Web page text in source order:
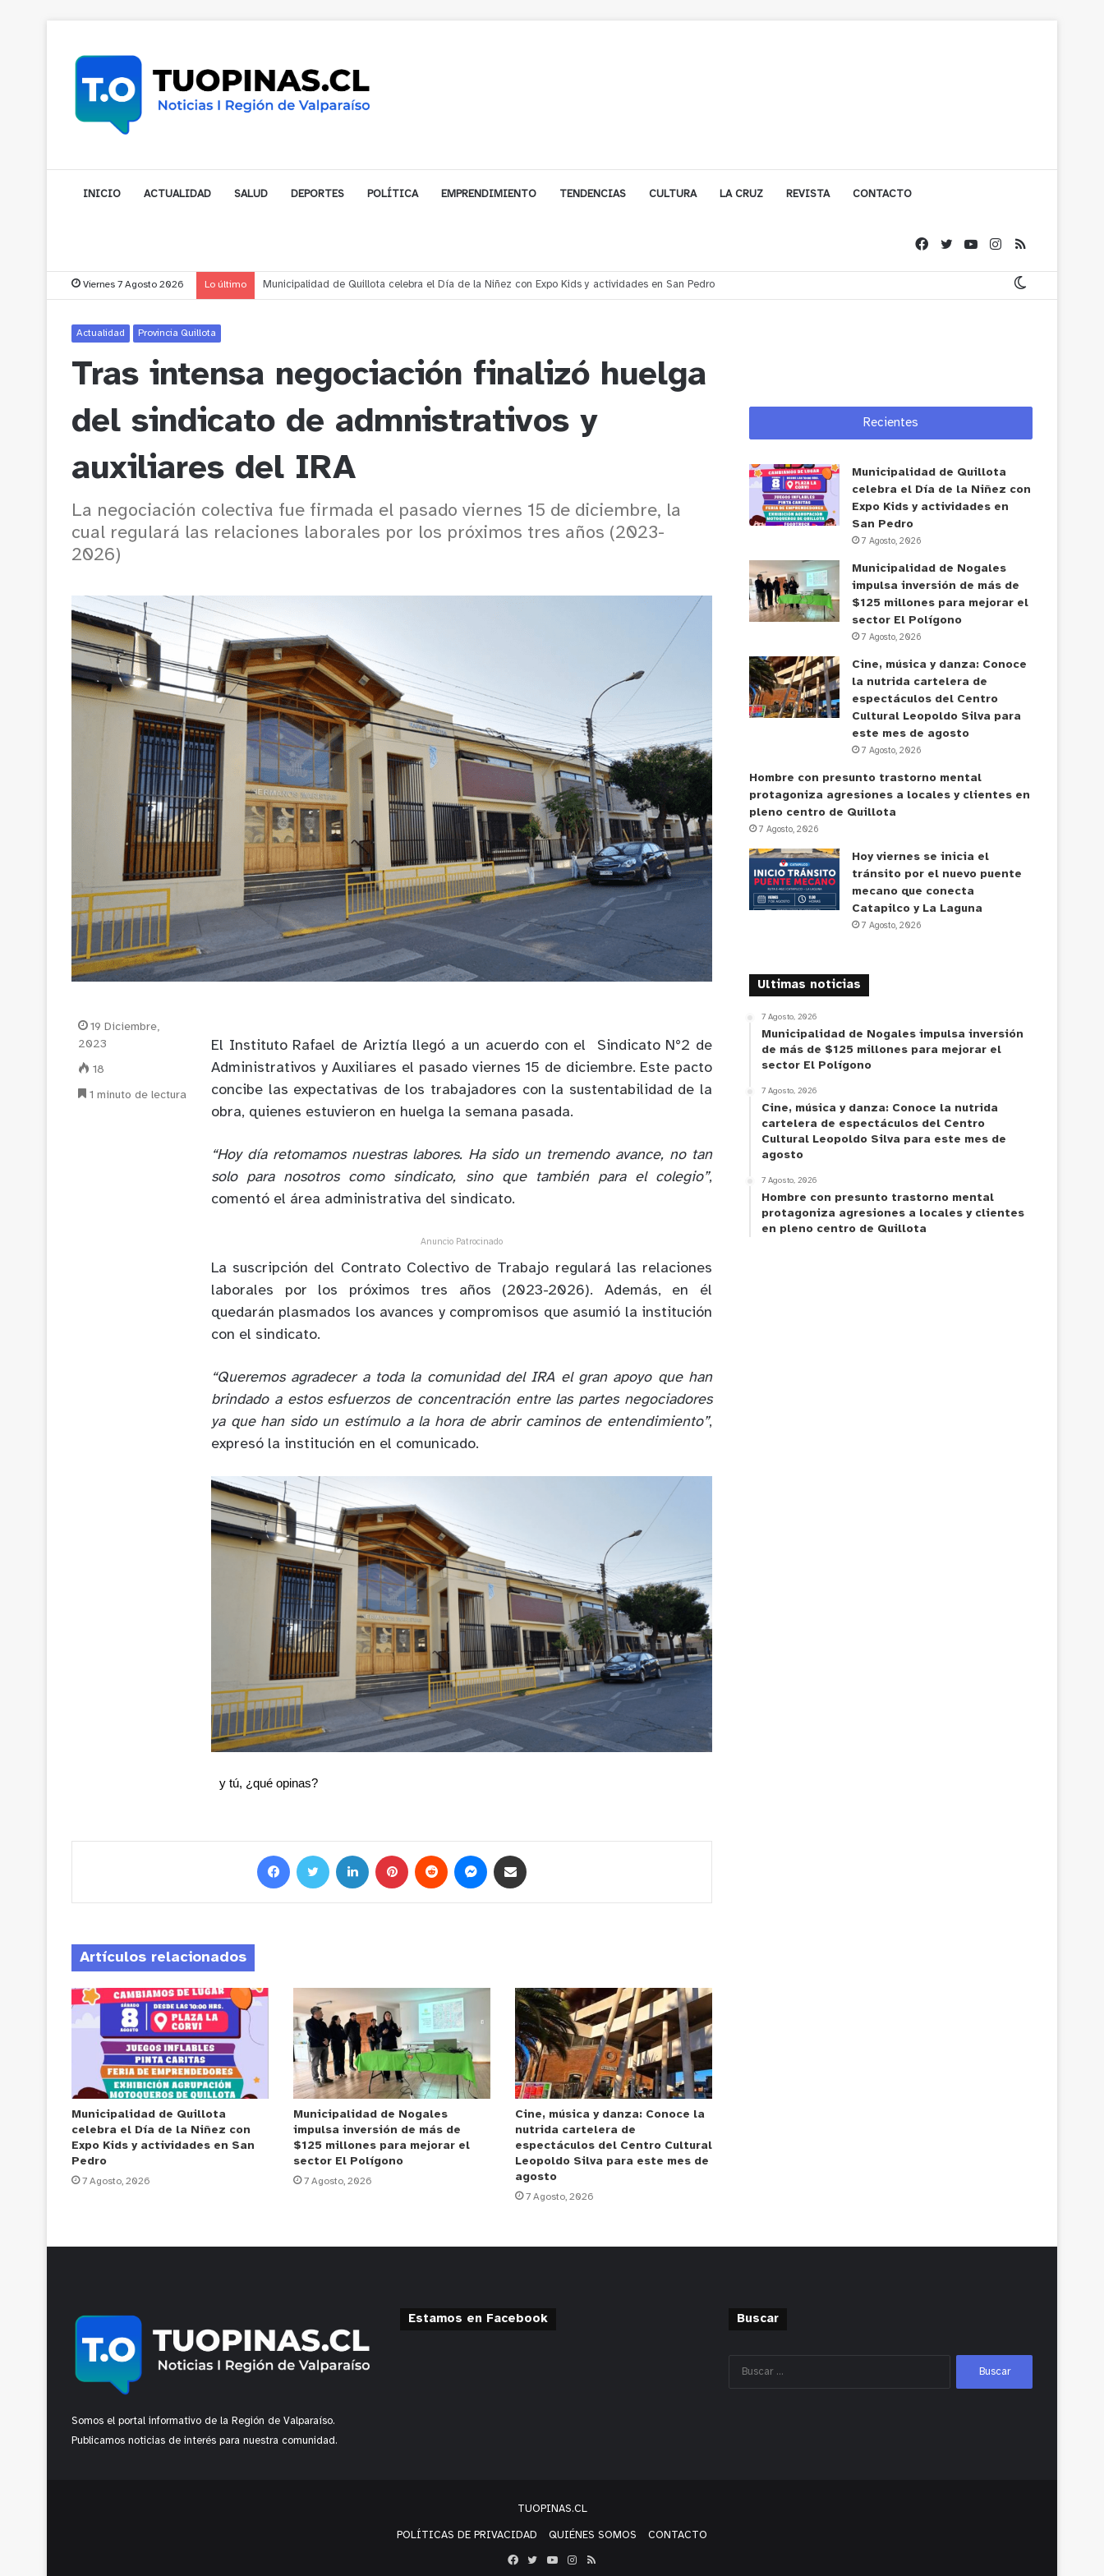
INICIO ACTUALIDAD SALUD DEPORTES POLÍTICA EMPRENDIMIENTO TENDENCIAS CULTURA LA CRUZ REVISTA CONTACTO
Viernes 7 Agosto 2026 Lo último Municipalidad de Nogales impulsa inversión de más de $125 millones para mejorar el sector El Polígono
Actualidad Provincia Quillota
Tras intensa negociación finalizó huelga
del sindicato de admnistrativos y
auxiliares del IRA
La negociación colectiva fue firmada el pasado viernes 15 de diciembre, la
cual regulará las relaciones laborales por los próximos tres años (2023-
2026)
El Instituto Rafael de Ariztía llegó a un acuerdo con el Sindicato N°2 de
Administrativos y Auxiliares el pasado viernes 15 de diciembre. Este pacto
concibe las expectativas de los trabajadores con la sustentabilidad de la
obra, quienes estuvieron en huelga la semana pasada.
“Hoy día retomamos nuestras labores. Ha sido un tremendo avance, no tan
solo para nosotros como sindicato, sino que también para el colegio”,
comentó el área administrativa del sindicato.
Anuncio Patrocinado
La suscripción del Contrato Colectivo de Trabajo regulará las relaciones
laborales por los próximos tres años (2023-2026). Además, en él
quedarán plasmados los avances y compromisos que asumió la institución
con el sindicato.
“Queremos agradecer a toda la comunidad del IRA el gran apoyo que han
brindado a estos esfuerzos de concentración entre las partes negociadores
ya que han sido un estímulo a la hora de abrir caminos de entendimiento”,
expresó la institución en el comunicado.
y tú, ¿qué opinas?
19 Diciembre,
2023
18
1 minuto de lectura
Artículos relacionados
Municipalidad de Quillota
celebra el Día de la Niñez con
Expo Kids y actividades en San
Pedro
7 Agosto, 2026
Municipalidad de Nogales
impulsa inversión de más de
$125 millones para mejorar el
sector El Polígono
7 Agosto, 2026
Cine, música y danza: Conoce la
nutrida cartelera de
espectáculos del Centro Cultural
Leopoldo Silva para este mes de
agosto
7 Agosto, 2026
Recientes
Municipalidad de Quillota
celebra el Día de la Niñez con
Expo Kids y actividades en
San Pedro
7 Agosto, 2026
Municipalidad de Nogales
impulsa inversión de más de
$125 millones para mejorar el
sector El Polígono
7 Agosto, 2026
Cine, música y danza: Conoce
la nutrida cartelera de
espectáculos del Centro
Cultural Leopoldo Silva para
este mes de agosto
7 Agosto, 2026
Hombre con presunto trastorno mental
protagoniza agresiones a locales y clientes en
pleno centro de Quillota
7 Agosto, 2026
Hoy viernes se inicia el
tránsito por el nuevo puente
mecano que conecta
Catapilco y La Laguna
7 Agosto, 2026
Ultimas noticias
7 Agosto, 2026
Municipalidad de Nogales impulsa inversión
de más de $125 millones para mejorar el
sector El Polígono
7 Agosto, 2026
Cine, música y danza: Conoce la nutrida
cartelera de espectáculos del Centro
Cultural Leopoldo Silva para este mes de
agosto
7 Agosto, 2026
Hombre con presunto trastorno mental
protagoniza agresiones a locales y clientes
en pleno centro de Quillota
Somos el portal informativo de la Región de Valparaíso.
Publicamos noticias de interés para nuestra comunidad.
Estamos en Facebook Buscar
TUOPINAS.CL
POLÍTICAS DE PRIVACIDAD QUIÉNES SOMOS CONTACTO